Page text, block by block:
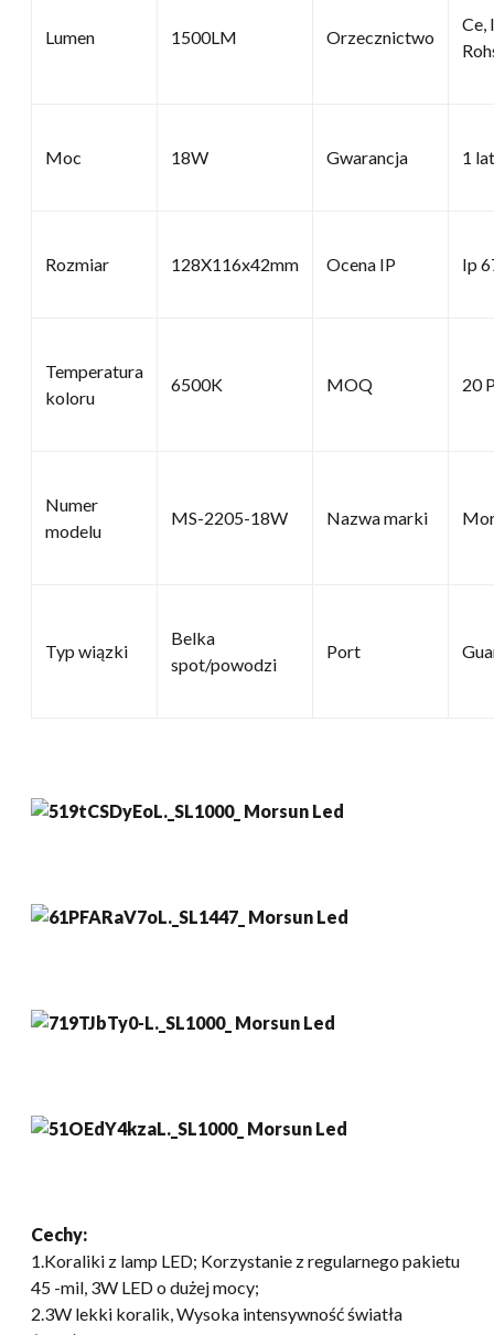
Lumen 1500LM Orzecznictwo
Ce,
Moc 18W Gwarancja 1
Rozmiar 128X116x42mm Ocena IP Ip
Temperatura
koloru
6500K MOQ 20
Numer
modelu
MS-2205-18W Nazwa marki
Typ wiązki
Belka
spot/powodzi
Port
Cechy:
1.Koraliki z lamp LED; Korzystanie z regularnego pakietu
45 -mil, 3W LED o dużej mocy;
2.3W lekki koralik, Wysoka intensywność światła